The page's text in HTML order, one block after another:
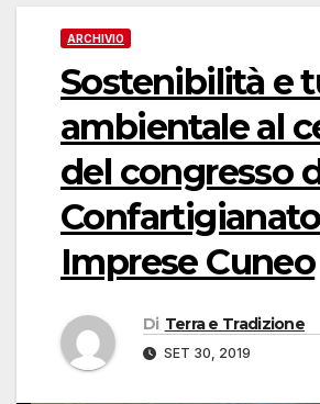
ARCHIVIO
Sostenibilità e
ambientale al
del congresso
Confartigianato
Imprese Cuneo
Di Terra e Tradizione
SET 30, 2019